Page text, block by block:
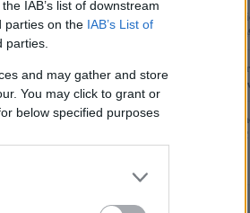
IAB’s list of downstream
parties on the IAB’s List of
parties.
and may gather and store
You may click to grant or
below specified purposes
3 Finanzas e
Z: el auge de
4
Guía esencial
precios y cómo
5 El grupo hacker
mueve 121,5
en criptomonedas